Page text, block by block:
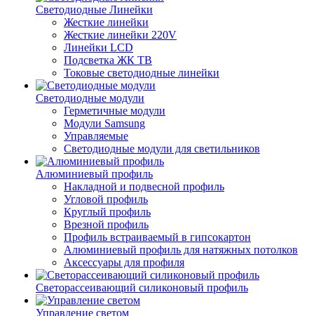
Светодиодные Линейки
Жесткие линейки
Жесткие линейки 220V
Линейки LCD
Подсветка ЖК ТВ
Токовые светодиодные линейки
Светодиодные модули
Герметичные модули
Модули Samsung
Управляемые
Светодиодные модули для светильников
Алюминиевый профиль
Накладной и подвесной профиль
Угловой профиль
Круглый профиль
Врезной профиль
Профиль встраиваемый в гипсокартон
Алюминиевый профиль для натяжных потолков
Аксессуары для профиля
Светорассеивающий силиконовый профиль
Управление светом